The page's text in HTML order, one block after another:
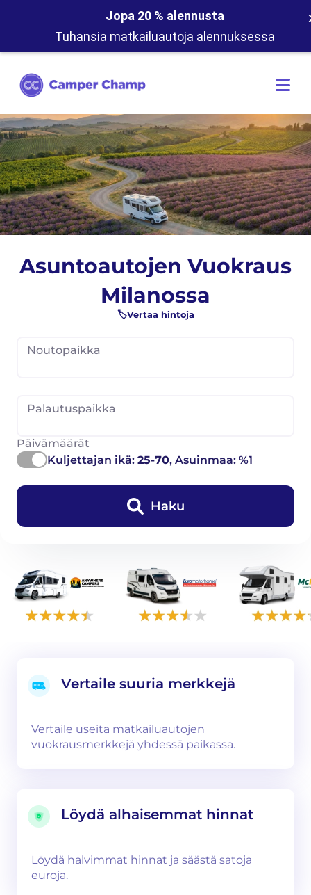
Jopa 20 % alennusta
Tuhansia matkailuautoja alennuksessa
Asuntoautojen Vuokraus
Milanossa
🏷️Vertaa hintoja
Noutopaikka
Palautuspaikka
Päivämäärät
Kuljettajan ikä: 25-70, Asuinmaa: %1
Haku
Vertaile suuria merkkejä
Vertaile useita matkailuautojen
vuokrausmerkkejä yhdessä paikassa.
Löydä alhaisemmat hinnat
Löydä halvimmat hinnat ja säästä satoja
euroja.